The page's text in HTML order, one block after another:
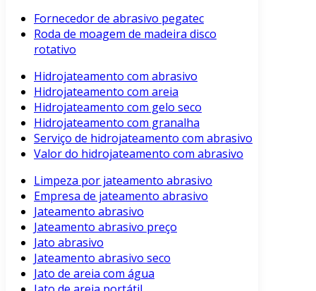
Fornecedor de abrasivo pegatec
Roda de moagem de madeira disco
rotativo
Hidrojateamento com abrasivo
Hidrojateamento com areia
Hidrojateamento com gelo seco
Hidrojateamento com granalha
Serviço de hidrojateamento com abrasivo
Valor do hidrojateamento com abrasivo
Limpeza por jateamento abrasivo
Empresa de jateamento abrasivo
Jateamento abrasivo
Jateamento abrasivo preço
Jato abrasivo
Jateamento abrasivo seco
Jato de areia com água